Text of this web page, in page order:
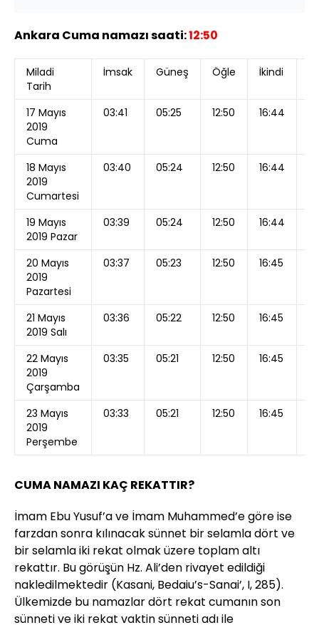
Ankara Cuma namazı saati:12:50
Miladi
Tarih
İmsak Güneş Öğle İkindi
17 Mayıs
2019
Cuma
03:41 05:25 12:50 16:44
18 Mayıs
2019
Cumartesi
03:40 05:24 12:50 16:44
19 Mayıs
2019 Pazar
03:39 05:24 12:50 16:44
20 Mayıs
2019
Pazartesi
03:37 05:23 12:50 16:45
21 Mayıs
2019 Salı
03:36 05:22 12:50 16:45
22 Mayıs
2019
Çarşamba
03:35 05:21 12:50 16:45
23 Mayıs
2019
Perşembe
03:33 05:21 12:50 16:45
CUMA NAMAZI KAÇ REKATTIR?
İmam Ebu Yusuf’a ve İmam Muhammed’e göre ise
farzdan sonra kılınacak sünnet bir selamla dört ve
bir selamla iki rekat olmak üzere toplam altı
rekattır. Bu görüşün Hz. Ali’den rivayet edildiği
nakledilmektedir (Kasani, Bedaiu’s-Sanai’, I, 285).
Ülkemizde bu namazlar dört rekat cumanın son
sünneti ve iki rekat vaktin sünneti adı ile